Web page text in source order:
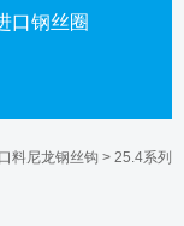
口钢丝圈
料尼龙钢丝钩 > 25.4系列